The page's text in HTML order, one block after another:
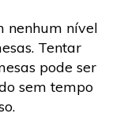
nenhum nível
Tentar
pode ser
sem tempo